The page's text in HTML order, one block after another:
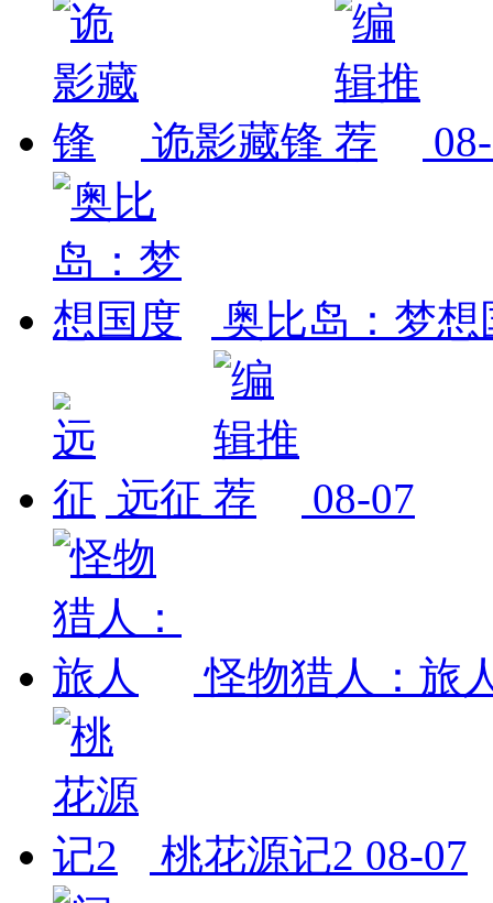
诡影藏锋
奥比岛：梦想
远征 08-07
怪物猎人：旅
桃花源记2 08-07